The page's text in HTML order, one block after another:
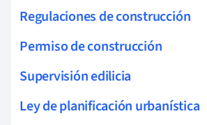
Regulaciones de construcción
Permiso de construcción
Supervisión edilicia
Ley de planificación urbanística